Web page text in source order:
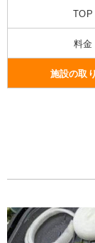
TOP
料金
施設の取